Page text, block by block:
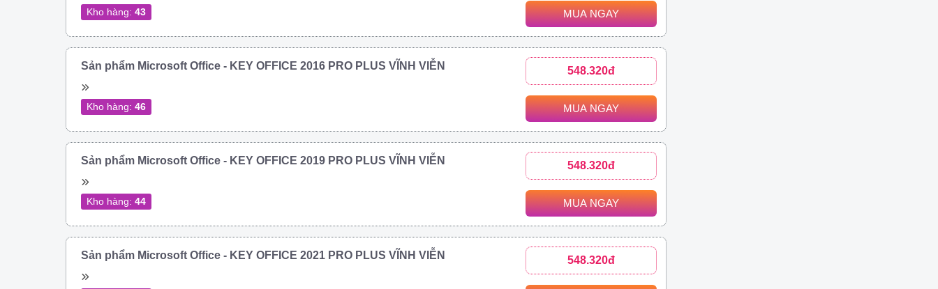
Kho hàng: 43 MUA NGAY
Sản phẩm Microsoft Office - KEY OFFICE 2016 PRO PLUS VĨNH VIỄN
Kho hàng: 46
548.320đ
MUA NGAY
Sản phẩm Microsoft Office - KEY OFFICE 2019 PRO PLUS VĨNH VIỄN
Kho hàng: 44
548.320đ
MUA NGAY
Sản phẩm Microsoft Office - KEY OFFICE 2021 PRO PLUS VĨNH VIỄN 548.320đ